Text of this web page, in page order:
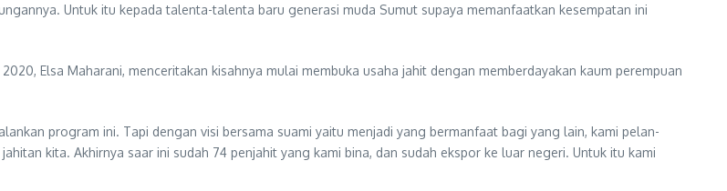
Untuk itu kepada talenta-talenta baru generasi muda Sumut supaya memanfaatkan kesempatan ini
Elsa Maharani, menceritakan kisahnya mulai membuka usaha jahit dengan memberdayakan kaum perempuan
program ini. Tapi dengan visi bersama suami yaitu menjadi yang bermanfaat bagi yang lain, kami pelan-
kita. Akhirnya saar ini sudah 74 penjahit yang kami bina, dan sudah ekspor ke luar negeri. Untuk itu kami